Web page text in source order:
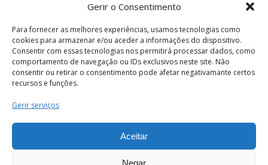
Gerir o Consentimento
Para fornecer as melhores experiências, usamos tecnologias como
cookies para armazenar e/ou aceder a informações do dispositivo.
Consentir com essas tecnologias nos permitirá processar dados, como
comportamento de navegação ou IDs exclusivos neste site. Não
consentir ou retirar o consentimento pode afetar negativamante certos
recursos e funções.
Gerir serviços
Aceitar
Negar
Termos e Condições
os direitos reservados.